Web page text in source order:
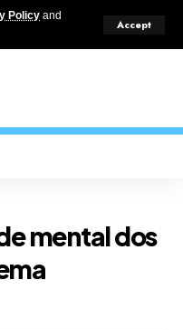
Policy and
Accept
mental dos